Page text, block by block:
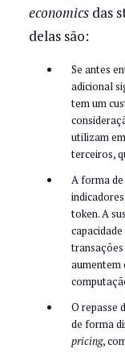
economicsdas
delas são:
Se antes
adicional
tem um
utilizam
terceiros,
A forma de
token. A
transações
aumentem
O repasse
de forma
pricing,